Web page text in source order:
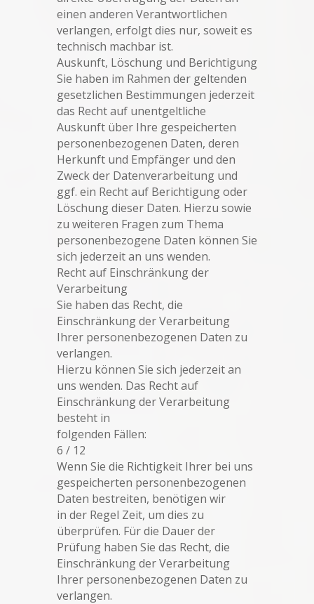
einen anderen Verantwortlichen
verlangen, erfolgt dies nur, soweit es
technisch machbar ist.
Auskunft, Löschung und Berichtigung
Sie haben im Rahmen der geltenden
gesetzlichen Bestimmungen jederzeit
das Recht auf unentgeltliche
Auskunft über Ihre gespeicherten
personenbezogenen Daten, deren
Herkunft und Empfänger und den
Zweck der Datenverarbeitung und
ggf. ein Recht auf Berichtigung oder
Löschung dieser Daten. Hierzu sowie
zu weiteren Fragen zum Thema
personenbezogene Daten können Sie
sich jederzeit an uns wenden.
Recht auf Einschränkung der
Verarbeitung
Sie haben das Recht, die
Einschränkung der Verarbeitung
Ihrer personenbezogenen Daten zu
verlangen.
Hierzu können Sie sich jederzeit an
uns wenden. Das Recht auf
Einschränkung der Verarbeitung
besteht in
folgenden Fällen:
6 / 12
Wenn Sie die Richtigkeit Ihrer bei uns
gespeicherten personenbezogenen
Daten bestreiten, benötigen wir
in der Regel Zeit, um dies zu
überprüfen. Für die Dauer der
Prüfung haben Sie das Recht, die
Einschränkung der Verarbeitung
Ihrer personenbezogenen Daten zu
verlangen.